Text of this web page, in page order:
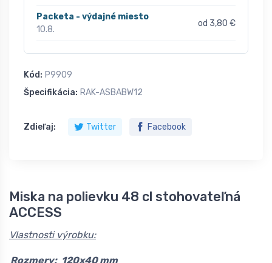
Packeta - výdajné miesto
10.8.
od 3,80 €
Kód: P9909
Špecifikácia: RAK-ASBABW12
Zdieľaj: Twitter Facebook
Miska na polievku 48 cl stohovateľná
ACCESS
Vlastnosti výrobku:
Rozmery: 120x40 mm